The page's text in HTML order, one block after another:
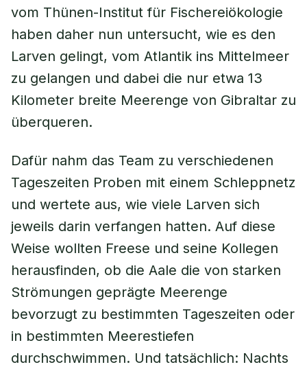
vom Thünen-Institut für Fischereiökologie
haben daher nun untersucht, wie es den
Larven gelingt, vom Atlantik ins Mittelmeer
zu gelangen und dabei die nur etwa 13
Kilometer breite Meerenge von Gibraltar zu
überqueren.
Dafür nahm das Team zu verschiedenen
Tageszeiten Proben mit einem Schleppnetz
und wertete aus, wie viele Larven sich
jeweils darin verfangen hatten. Auf diese
Weise wollten Freese und seine Kollegen
herausfinden, ob die Aale die von starken
Strömungen geprägte Meerenge
bevorzugt zu bestimmten Tageszeiten oder
in bestimmten Meerestiefen
durchschwimmen. Und tatsächlich: Nachts